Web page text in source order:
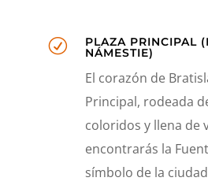
R PLAZA PRINCIPAL
NÁMESTIE)
El corazón de
Principal, rodeada
coloridos y llena de
encontrarás la
símbolo de la